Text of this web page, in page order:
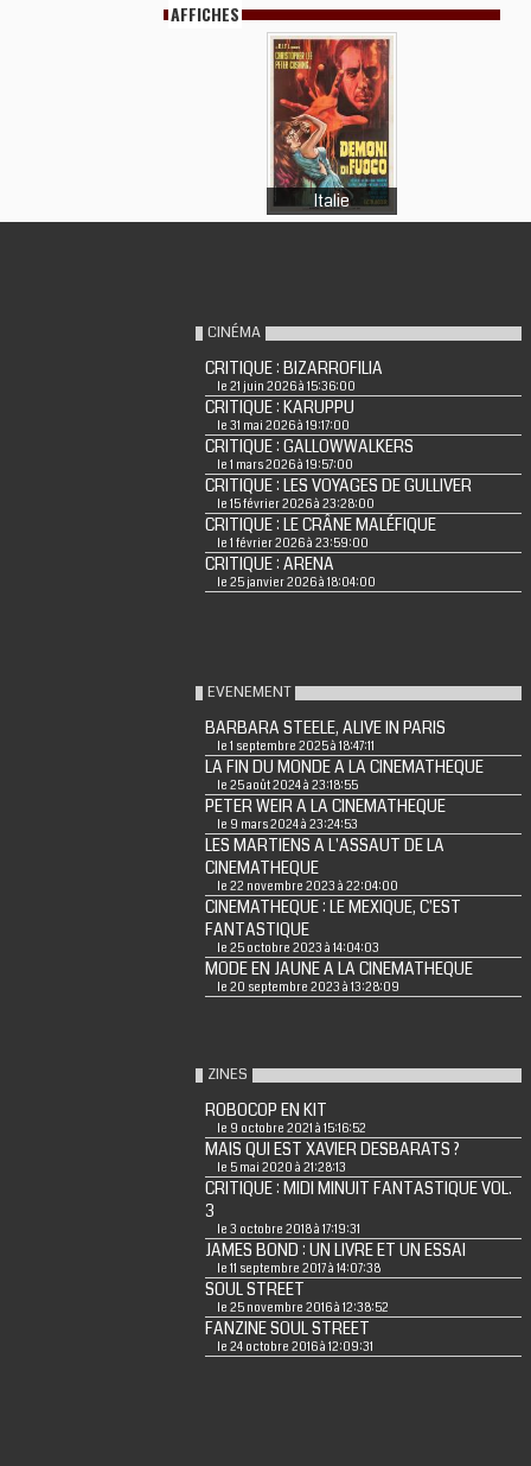
AFFICHES
Italie
CINÉMA
CRITIQUE : BIZARROFILIA
le 21 juin 2026 à 15:36:00
CRITIQUE : KARUPPU
le 31 mai 2026 à 19:17:00
CRITIQUE : GALLOWWALKERS
le 1 mars 2026 à 19:57:00
CRITIQUE : LES VOYAGES DE GULLIVER
le 15 février 2026 à 23:28:00
CRITIQUE : LE CRÂNE MALÉFIQUE
le 1 février 2026 à 23:59:00
CRITIQUE : ARENA
le 25 janvier 2026 à 18:04:00
EVENEMENT
BARBARA STEELE, ALIVE IN PARIS
le 1 septembre 2025 à 18:47:11
LA FIN DU MONDE A LA CINEMATHEQUE
le 25 août 2024 à 23:18:55
PETER WEIR A LA CINEMATHEQUE
le 9 mars 2024 à 23:24:53
LES MARTIENS A L'ASSAUT DE LA
CINEMATHEQUE
le 22 novembre 2023 à 22:04:00
CINEMATHEQUE : LE MEXIQUE, C'EST
FANTASTIQUE
le 25 octobre 2023 à 14:04:03
MODE EN JAUNE A LA CINEMATHEQUE
le 20 septembre 2023 à 13:28:09
ZINES
ROBOCOP EN KIT
le 9 octobre 2021 à 15:16:52
MAIS QUI EST XAVIER DESBARATS ?
le 5 mai 2020 à 21:28:13
CRITIQUE : MIDI MINUIT FANTASTIQUE VOL.
3
le 3 octobre 2018 à 17:19:31
JAMES BOND : UN LIVRE ET UN ESSAI
le 11 septembre 2017 à 14:07:38
SOUL STREET
le 25 novembre 2016 à 12:38:52
FANZINE SOUL STREET
le 24 octobre 2016 à 12:09:31